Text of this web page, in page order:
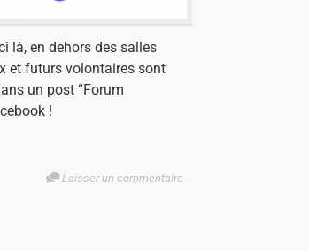
là, en dehors des salles
et futurs volontaires sont
un post “Forum
!
Laisser un commentaire